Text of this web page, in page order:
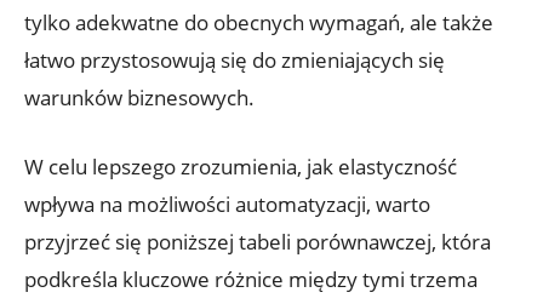
tylko adekwatne do obecnych wymagań, ale także
łatwo przystosowują się do ​zmieniających się
warunków biznesowych.
W celu lepszego ⁤zrozumienia, jak elastyczność
wpływa na​ możliwości automatyzacji, ‌warto
przyjrzeć się ⁤poniższej tabeli porównawczej, która
podkreśla kluczowe różnice między tymi trzema